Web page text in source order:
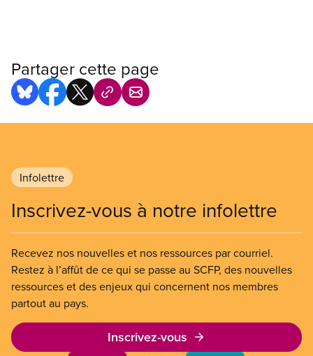
Partager cette page
Infolettre
Inscrivez-vous à notre infolettre
Recevez nos nouvelles et nos ressources par courriel.
Restez à l’affût de ce qui se passe au SCFP, des nouvelles
ressources et des enjeux qui concernent nos membres
partout au pays.
Inscrivez-vous